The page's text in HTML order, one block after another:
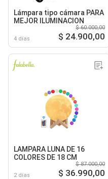
Lámpara tipo cámara PARA
MEJOR ILUMINACION
4 días
$ 60.000,00
$ 24.900,00
LAMPARA LUNA DE 16
COLORES DE 18 CM
2 días
$ 87.000,00
$ 36.990,00